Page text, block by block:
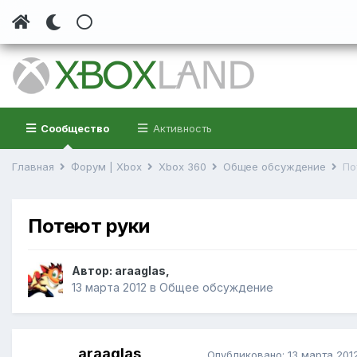
Сообщество Активность
Главная Форум | Xbox Xbox 360 Общее обсуждение
Потеют руки
Автор: araaglas
13 марта 2012 в Общее обсуждение